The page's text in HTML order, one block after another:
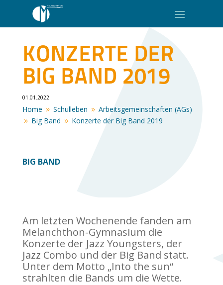
KONZERTE DER
BIG BAND 2019
01.01.2022
Home 9 Schulleben 9 Arbeitsgemeinschaften (AGs)
9 Big Band 9 Konzerte der Big Band 2019
BIG BAND
Am letzten Wochenende fanden am
Melanchthon-Gymnasium die
Konzerte der Jazz Youngsters, der
Jazz Combo und der Big Band statt.
Unter dem Motto „Into the sun“
strahlten die Bands um die Wette.